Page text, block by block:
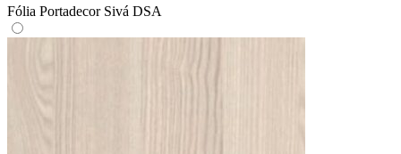
Fólia Portadecor Sivá DSA